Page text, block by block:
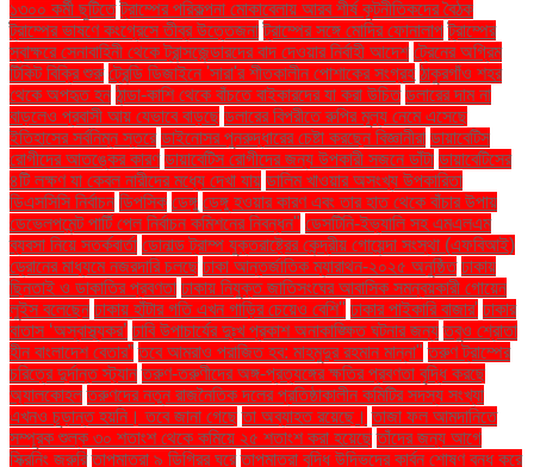
১৩০০ কর্মী ছুটিতে ট্রাম্পের পরিকল্পনা মোকাবেলায় আরব শীর্ষ কূটনীতিকদের বৈঠক
ট্রাম্পের ভাষণে কংগ্রেসে তীব্র উত্তেজনা ট্রাম্পের সঙ্গে মোদির ফোনালাপ ট্রাম্পের
স্বাক্ষরে সেনাবাহিনী থেকে ট্রান্সজেন্ডারদের বাদ দেওয়ার নির্বাহী আদেশ ট্রেনের অগ্রিম
টিকিট বিক্রি শুরু ট্রেন্ডি ডিজাইনে 'সারা'র শীতকালীন পোশাকের সংগ্রহ ঠাকুরগাঁও শহর
থেকে অপহৃত হন ঠান্ডা-কাশি থেকে বাঁচতে বাইকারদের যা করা উচিত ডলারের দাম না
বাড়লেও প্রবাসী আয় যেভাবে বাড়ছে ডলারের বিপরীতে রুপির মূল্য নেমে এসেছে
ইতিহাসের সর্বনিম্ন স্তরে ডাইনোসর পুনরুদ্ধারের চেষ্টা করছেন বিজ্ঞানীরা ডায়াবেটিস
রোগীদের আতঙ্কের কারণ ডায়াবেটিস রোগীদের জন্য উপকারী সজনে ডাঁটা ডায়াবেটিসের
৪টি লক্ষণ যা কেবল নারীদের মধ্যে দেখা যায় ডালিম খাওয়ার অসংখ্য উপকারিতা
ডিএসসিসি নির্বাচন ডিপসিক ডেঙ্গু ডেঙ্গু হওয়ার কারণ এবং তার হাত থেকে বাঁচার উপায়
ডেভেলপমেন্ট পার্টি পেল নির্বাচন কমিশনের নিবন্ধন" ডেসটিনি-ইভ্যালি সহ এমএলএম
ব্যবসা নিয়ে সতর্কবার্তা ডোনাল্ড ট্রাম্প যুক্তরাষ্ট্রের কেন্দ্রীয় গোয়েন্দা সংস্থা (এফবিআই)
ড্রোনের মাধ্যমে নজরদারি চলছে ঢাকা আন্তর্জাতিক ম্যারাথন-২০২৫ অনুষ্ঠিত ঢাকায়
ছিনতাই ও ডাকাতির প্রবণতা ঢাকায় নিযুক্ত জাতিসংঘের আবাসিক সমন্বয়কারী গোয়েন
লুইস বলেছেন ঢাকায় হাঁটার গতি এখন গাড়ির চেয়েও বেশি'' ঢাকার পাইকারি বাজার' ঢাকার
বাতাস ‘অস্বাস্থ্যকর’ ঢাবি উপাচার্যের দুঃখ প্রকাশ অনাকাঙ্ক্ষিত ঘটনার জন্য তবুও শ্রোতা
হীন বাংলাদেশ বেতার” তবে আমরাও পরাজিত হব: মাহমুদুর রহমান মান্না" তরুণ ট্রাম্পের
চরিত্রে দুর্দান্ত স্ট্যান তরুণ-তরুণীদের অঙ্গ-প্রত্যঙ্গের ক্ষতির প্রবণতা বৃদ্ধি করছে
অ্যালকোহল তরুণদের নতুন রাজনৈতিক দলের প্রতিষ্ঠাকালীন কমিটির সদস্য সংখ্যা
এখনও চূড়ান্ত হয়নি। তবে জানা গেছে তা অব্যাহত রয়েছে। তাজা ফল আমদানিতে
সম্পূরক শুল্ক ৩০ শতাংশ থেকে কমিয়ে ২৫ শতাংশ করা হয়েছে তাঁদের জন্য আগে
স্ক্রিনিং জরুরি তাপমাত্রা ৯ ডিগ্রির ঘরে তাপমাত্রা বৃদ্ধি উদ্ভিদের কার্বন শোষণ বন্ধ করে